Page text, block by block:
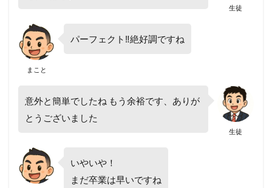
生徒
まこと
パーフェクト‼絶好調ですね
生徒
意外と簡単でしたね もう余裕です、ありが
とうございました
いやいや！
まだ卒業は早いですね